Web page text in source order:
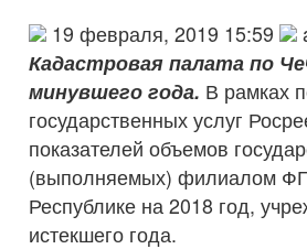
19 февраля, 2019 15:59
Кадастровая палата по
минувшего года. В рамках
государственных услуг
показателей объемов
(выполняемых) филиалом
Республике на 2018 год,
истекшего года.